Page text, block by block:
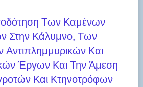
Των Καμένων
Στην Κάλυμνο, Των
Αντιπλημμυρικών Και
Έργων Και Την Άμεση
Και Κτηνοτρόφων